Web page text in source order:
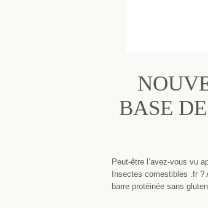
BASE
Peut-être l’avez-vous vu
Insectes comestibles .fr ?
barre protéinée sans